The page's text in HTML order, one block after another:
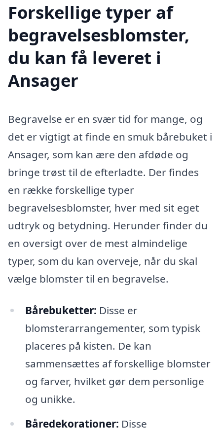
Forskellige typer af
begravelsesblomster,
du kan få leveret i
Ansager
Begravelse er en svær tid for mange, og
det er vigtigt at finde en smuk bårebuket i
Ansager, som kan ære den afdøde og
bringe trøst til de efterladte. Der findes
en række forskellige typer
begravelsesblomster, hver med sit eget
udtryk og betydning. Herunder finder du
en oversigt over de mest almindelige
typer, som du kan overveje, når du skal
vælge blomster til en begravelse.
Bårebuketter: Disse er
blomsterarrangementer, som typisk
placeres på kisten. De kan
sammensættes af forskellige blomster
og farver, hvilket gør dem personlige
og unikke.
Båredekorationer: Disse